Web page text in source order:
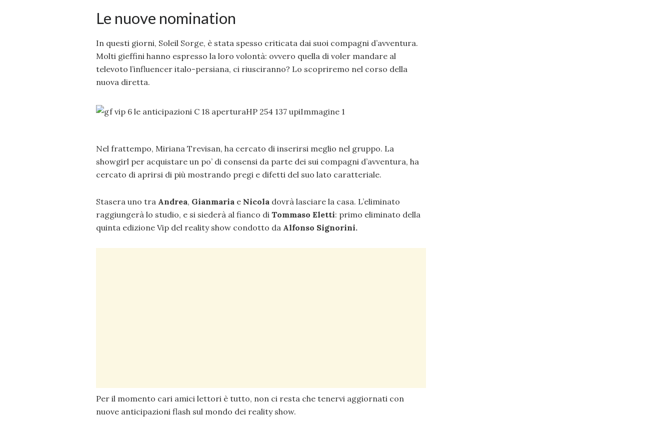
Le nuove nomination
In questi giorni, Soleil Sorge, è stata spesso criticata dai suoi compagni d’avventura.
Molti gieffini hanno espresso la loro volontà: ovvero quella di voler mandare al
televoto l’influencer italo-persiana, ci riusciranno? Lo scopriremo nel corso della
nuova diretta.
Nel frattempo, Miriana Trevisan, ha cercato di inserirsi meglio nel gruppo. La
showgirl per acquistare un po’ di consensi da parte dei sui compagni d’avventura, ha
cercato di aprirsi di più mostrando pregi e difetti del suo lato caratteriale.
Stasera uno tra Andrea, Gianmaria e Nicola dovrà lasciare la casa. L’eliminato
raggiungerà lo studio, e si siederà al fianco di Tommaso Eletti: primo eliminato della
quinta edizione Vip del reality show condotto da Alfonso Signorini.
Per il momento cari amici lettori è tutto, non ci resta che tenervi aggiornati con
nuove anticipazioni flash sul mondo dei reality show.